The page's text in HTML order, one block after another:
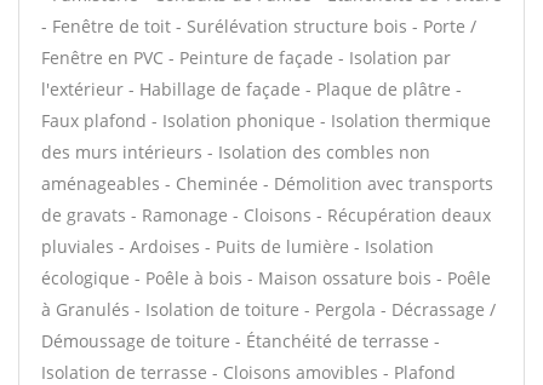
- Fenêtre de toit - Surélévation structure bois - Porte /
Fenêtre en PVC - Peinture de façade - Isolation par
l'extérieur - Habillage de façade - Plaque de plâtre -
Faux plafond - Isolation phonique - Isolation thermique
des murs intérieurs - Isolation des combles non
aménageables - Cheminée - Démolition avec transports
de gravats - Ramonage - Cloisons - Récupération deaux
pluviales - Ardoises - Puits de lumière - Isolation
écologique - Poêle à bois - Maison ossature bois - Poêle
à Granulés - Isolation de toiture - Pergola - Décrassage /
Démoussage de toiture - Étanchéité de terrasse -
Isolation de terrasse - Cloisons amovibles - Plafond